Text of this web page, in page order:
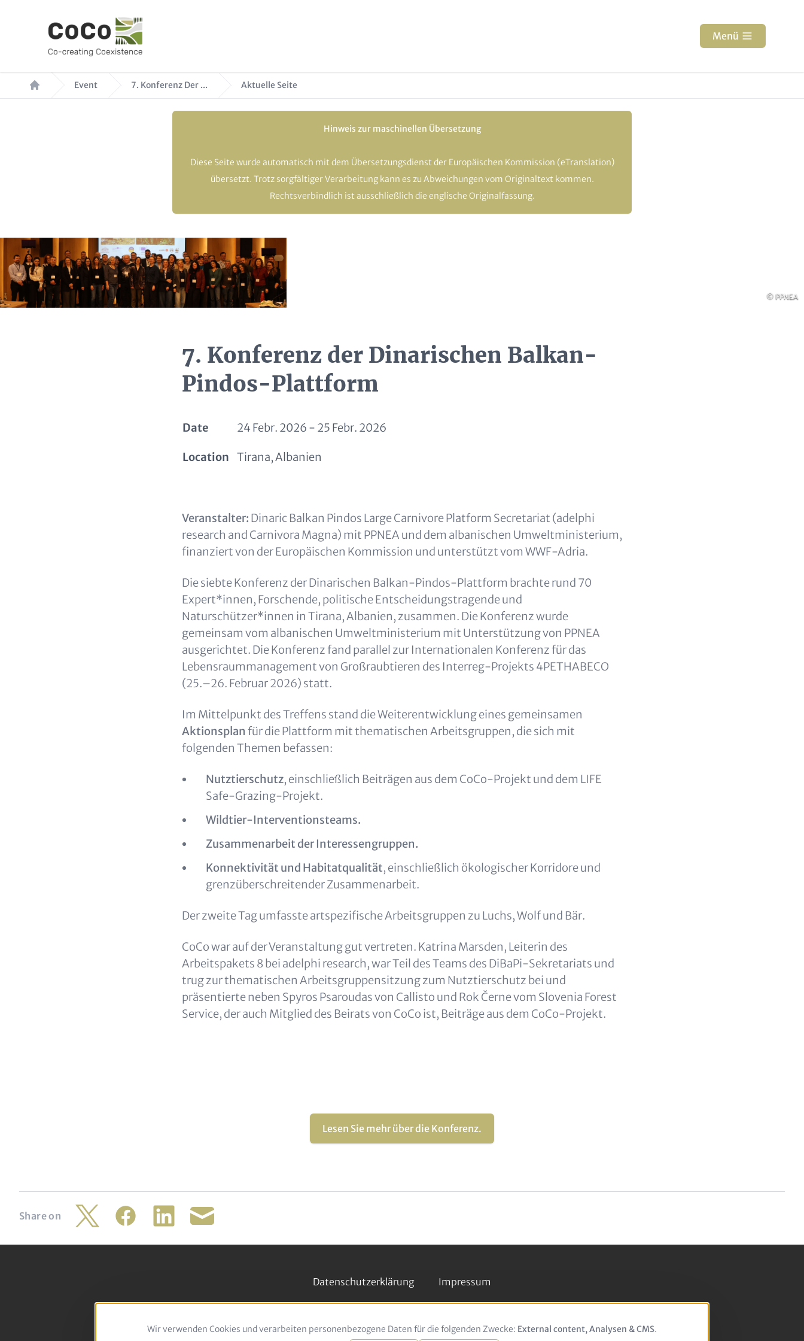
Menü
PfadnavigationEvent 7. Konferenz Der ... Aktuelle Seite
Hinweis zur maschinellen Übersetzung
Diese Seite wurde automatisch mit dem Übersetzungsdienst der Europäischen Kommission (eTranslation)
übersetzt. Trotz sorgfältiger Verarbeitung kann es zu Abweichungen vom Originaltext kommen.
Rechtsverbindlich ist ausschließlich die englische Originalfassung.
Hero
Image
© PPNEA
7. Konferenz der Dinarischen Balkan-
Pindos-Plattform
Date 24 Febr. 2026 - 25 Febr. 2026
Location Tirana, Albanien
Content
Veranstalter: Dinaric Balkan Pindos Large Carnivore Platform Secretariat (adelphi
research and Carnivora Magna) mit PPNEA und dem albanischen Umweltministerium,
finanziert von der Europäischen Kommission und unterstützt vom WWF-Adria.
Die siebteKonferenz der Dinarischen Balkan-Pindos-Plattform brachte rund 70
Expert*innen, Forschende, politische Entscheidungstragende und
Naturschützer*innen in Tirana, Albanien, zusammen. Die Konferenz wurde
gemeinsam vom albanischen Umweltministerium mit Unterstützung von PPNEA
ausgerichtet. Die Konferenz fand parallel zur Internationalen Konferenz für das
Lebensraummanagement von Großraubtieren des Interreg-Projekts 4PETHABECO
(25.–26. Februar 2026) statt.
Im Mittelpunkt des Treffens stand die Weiterentwicklung eines gemeinsamen
Aktionsplan für die Plattform mit thematischen Arbeitsgruppen, die sich mit
folgenden Themen befassen:
Nutztierschutz, einschließlich Beiträgen aus dem CoCo-Projekt und dem LIFE
Safe-Grazing-Projekt.
Wildtier-Interventionsteams.
Zusammenarbeit der Interessengruppen.
Konnektivität und Habitatqualität, einschließlich ökologischer Korridore und
grenzüberschreitender Zusammenarbeit.
Der zweite Tag umfasste artspezifische Arbeitsgruppen zu Luchs, Wolf und Bär.
CoCo war auf der Veranstaltung gut vertreten. Katrina Marsden, Leiterin des
Arbeitspakets 8 bei adelphi research, war Teil des Teams des DiBaPi-Sekretariats und
trug zur thematischen Arbeitsgruppensitzung zum Nutztierschutz bei und
präsentierte neben Spyros Psaroudas von Callisto und Rok Černe vom Slovenia Forest
Service, der auch Mitglied des Beirats von CoCo ist, Beiträge aus dem CoCo-Projekt.
Lesen Sie mehr über die Konferenz.
Share on
Datenschutzerklärung Impressum
Verwendung
Wir verwenden Cookies und verarbeiten personenbezogene Daten für die folgenden Zwecke: External content, Analysen & CMS.